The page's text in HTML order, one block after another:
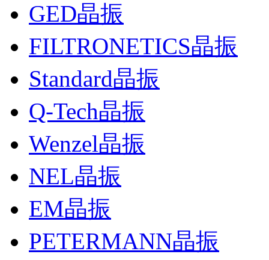
GED晶振
FILTRONETICS晶振
Standard晶振
Q-Tech晶振
Wenzel晶振
NEL晶振
EM晶振
PETERMANN晶振